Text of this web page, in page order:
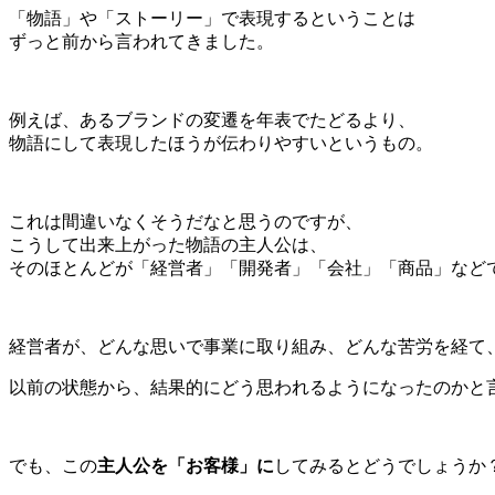
「物語」や「ストーリー」で表現するということは
ずっと前から言われてきました。
例えば、あるブランドの変遷を年表でたどるより、
物語にして表現したほうが伝わりやすいというもの。
これは間違いなくそうだなと思うのですが、
こうして出来上がった物語の主人公は、
そのほとんどが「経営者」「開発者」「会社」「商品」など
経営者が、どんな思いで事業に取り組み、どんな苦労を経て、
以前の状態から、結果的にどう思われるようになったのかと
でも、この主人公を「お客様」に してみるとどうでしょうか